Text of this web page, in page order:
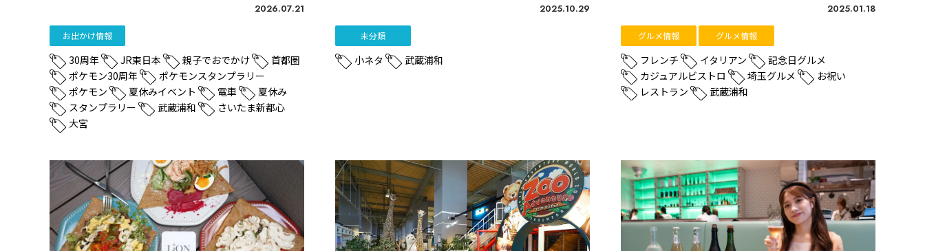
2026.07.21
お出かけ情報
30周年 JR東日本 親子でおでかけ
首都圏
ポケモン30周年
ポケモンスタンプラリー
ポケモン
夏休みイベント 電車
夏休み
スタンプラリー
武蔵浦和
さいたま新都心
大宮
2025.10.29
未分類
小ネタ 武蔵浦和
2025.01.18
グルメ情報 グルメ情報
フレンチ イタリアン
記念日グルメ
カジュアルビストロ
埼玉グルメ
お祝い
レストラン
武蔵浦和